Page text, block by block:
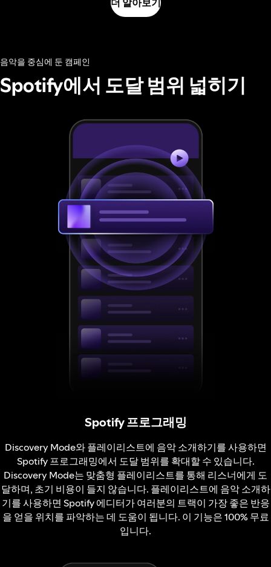
음악을 중심에 둔 캠페인
Spotify에서 도달 범위 넓히기
Spotify 프로그래밍
Discovery Mode와 플레이리스트에 음악 소개하기를 사용하면
Spotify 프로그래밍에서 도달 범위를 확대할 수 있습니다.
Discovery Mode는 맞춤형 플레이리스트를 통해 리스너에게 도
달하며, 초기 비용이 들지 않습니다. 플레이리스트에 음악 소개하
기를 사용하면 Spotify 에디터가 여러분의 트랙이 가장 좋은 반응
을 얻을 위치를 파악하는 데 도움이 됩니다. 이 기능은 100% 무료
입니다.